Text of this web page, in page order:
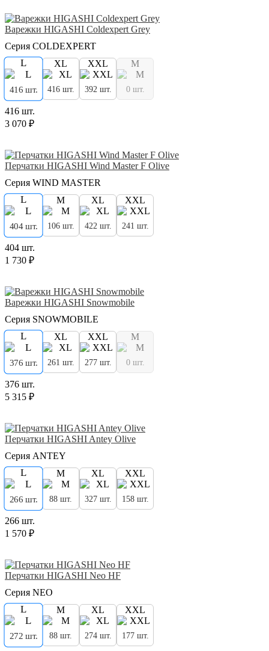
Варежки HIGASHI Coldexpert Grey
Серия COLDEXPERT
L
416 шт.
XL
416 шт.
XXL
392 шт.
M
0 шт.
416 шт.
3 070 ₽
Перчатки HIGASHI Wind Master F Olive
Серия WIND MASTER
L
404 шт.
M
106 шт.
XL
422 шт.
XXL
241 шт.
404 шт.
1 730 ₽
Варежки HIGASHI Snowmobile
Серия SNOWMOBILE
L
376 шт.
XL
261 шт.
XXL
277 шт.
M
0 шт.
376 шт.
5 315 ₽
Перчатки HIGASHI Antey Olive
Серия ANTEY
L
266 шт.
M
88 шт.
XL
327 шт.
XXL
158 шт.
266 шт.
1 570 ₽
Перчатки HIGASHI Neo HF
Серия NEO
L
272 шт.
M
88 шт.
XL
274 шт.
XXL
177 шт.